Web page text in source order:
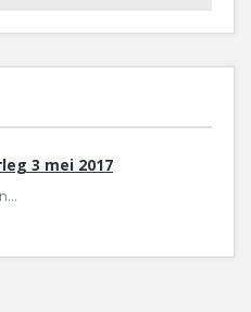
3 mei 2017